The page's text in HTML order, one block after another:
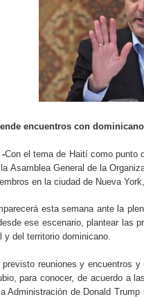
de magnitud 7,1 en Japón
al nuevo Código Penal
que con Presupuesto
una dirección de hombres
encuentros con
Con el tema de Haití como punto
Asamblea General de la
en la ciudad de Nueva
esta semana ante la
ese escenario, plantear las
y del territorio dominicano.
previsto reuniones y encuentros
para conocer, de acuerdo a
Administración de Donald